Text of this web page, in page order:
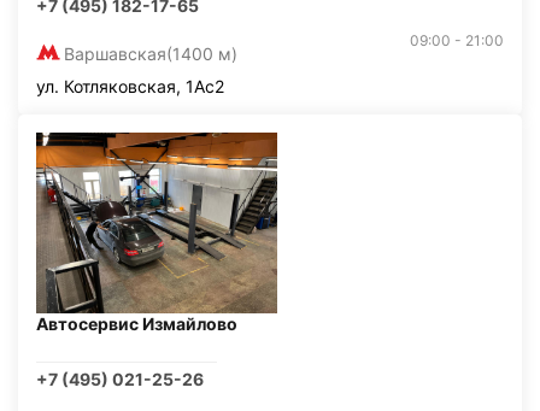
+7 (495) 182-17-65
Варшавская(1400 м)
09:00 - 21:00
ул. Котляковская, 1Ас2
Автосервис Измайлово
+7 (495) 021-25-26